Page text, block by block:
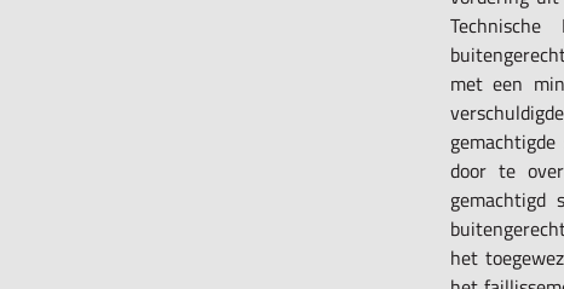
Technische
met een
door te
gemachtigd
het